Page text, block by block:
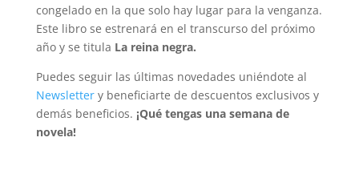
congelado en la que solo hay lugar para la venganza.
Este libro se estrenará en el transcurso del próximo
año y se titula La reina negra.
Puedes seguir las últimas novedades uniéndote al
Newslettery beneficiarte de descuentos exclusivos y
demás beneficios. ¡Qué tengas una semana de
novela!